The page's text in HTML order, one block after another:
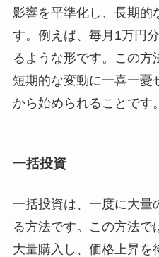
影響を平準化し、長期的
す。例えば、毎月1万円
るような形です。この方
短期的な変動に一喜一憂
から始められることです。
一括投資
一括投資は、一度に大量
る方法です。この方法で
大量購入し、価格上昇を